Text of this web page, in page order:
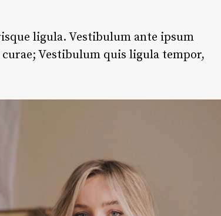
ligula. Vestibulum ante ipsum
Vestibulum quis ligula tempor,